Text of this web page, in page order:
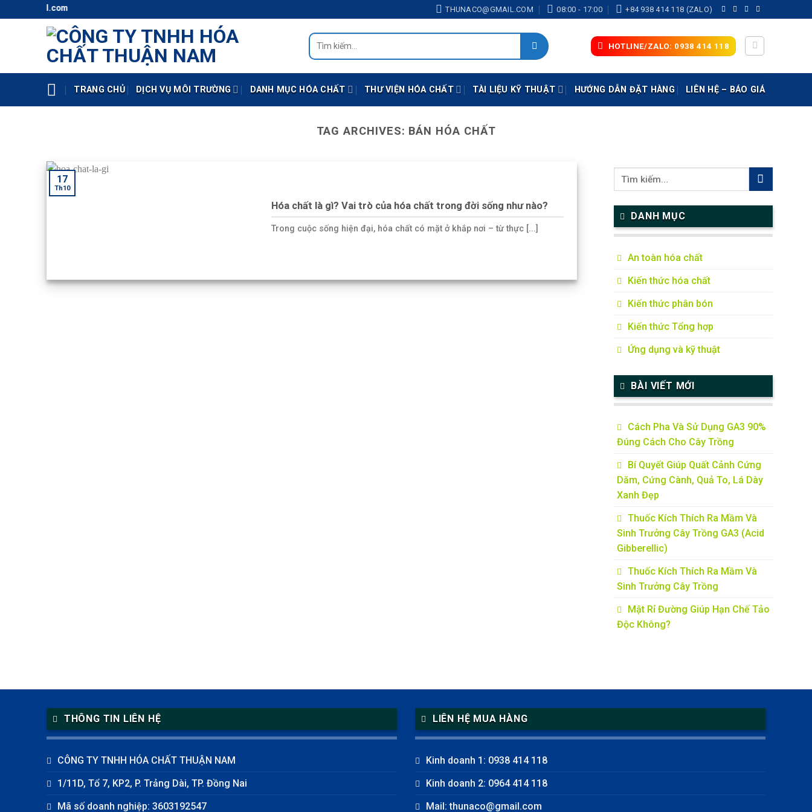
to
THUNACO@GMAIL.COM 08:00 - 17:00 +84 938 414 118 (ZALO)
Tìm
kiếm:
HOTLINE/ZALO: 0938 414 118
TRANG CHỦ DỊCH VỤ MÔI TRƯỜNG DANH MỤC HÓA CHẤT THƯ VIỆN HÓA CHẤT TÀI LIỆU KỸ THUẬT HƯỚNG DẪN ĐẶT HÀNG LIÊN HỆ – BÁO GIÁ
TAG ARCHIVES: BÁN HÓA CHẤT
Hóa chất là gì? Vai trò của hóa chất trong đời sống như nào?
Trong cuộc sống hiện đại, hóa chất có mặt ở khắp nơi – từ thực [...]
17
Th10
DANH MỤC
An toàn hóa chất
Kiến thức hóa chất
Kiến thức phân bón
Kiến thức Tổng hợp
Ứng dụng và kỹ thuật
BÀI VIẾT MỚI
Cách Pha Và Sử Dụng GA3 90%
Đúng Cách Cho Cây Trồng
Bí Quyết Giúp Quất Cảnh Cứng
Dăm, Cứng Cành, Quả To, Lá Dày
Xanh Đẹp
Thuốc Kích Thích Ra Mầm Và
Sinh Trưởng Cây Trồng GA3 (Acid
Gibberellic)
Thuốc Kích Thích Ra Mầm Và
Sinh Trưởng Cây Trồng
Mật Rỉ Đường Giúp Hạn Chế Tảo
Độc Không?
THÔNG TIN LIÊN HỆ
CÔNG TY TNHH HÓA CHẤT THUẬN NAM
1/11D, Tổ 7, KP2, P. Trảng Dài, TP. Đồng Nai
Mã số doanh nghiệp: 3603192547
LIÊN HỆ MUA HÀNG
Kinh doanh 1: 0938 414 118
Kinh doanh 2: 0964 414 118
Mail: thunaco@gmail.com